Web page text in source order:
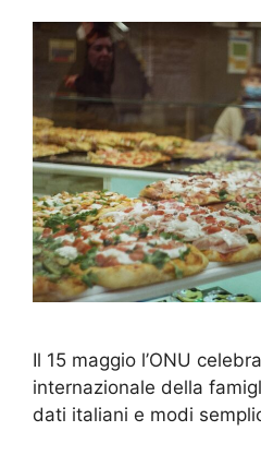
Il 15 maggio l’ONU
internazionale della
dati italiani e modi